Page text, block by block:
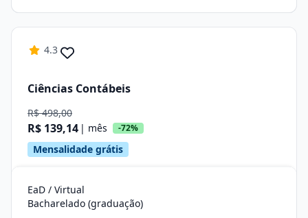
4.3
Ciências Contábeis
R$ 498,00
R$ 139,14 | mês -72%
Mensalidade grátis
EaD / Virtual
Bacharelado (graduação)